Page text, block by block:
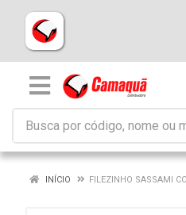
INÍCIO FILEZINHO SASSAMI